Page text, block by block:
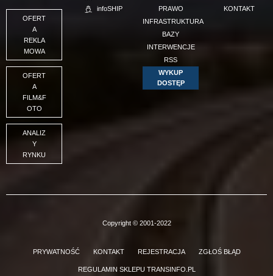
OFERT
A
REKLA
MOWA
OFERT
A
FILM&F
OTO
ANALIZ
Y
RYNKU
infoSHIP
PRAWO
INFRASTRUKTURA
BAZY
INTERWENCJE
RSS
WYKUP
DOSTĘP
KONTAKT
Copyright © 2001-2022
PRYWATNOŚĆ KONTAKT REJESTRACJA ZGŁOŚ BŁĄD
REGULAMIN SKLEPU TRANSINFO.PL